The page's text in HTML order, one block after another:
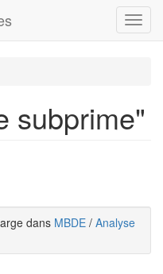
subprime"
dans MBDE / Analyse